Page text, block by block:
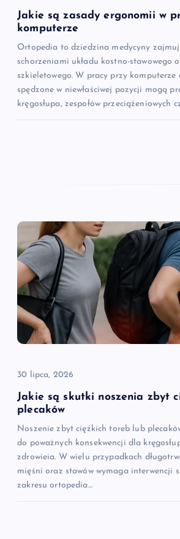
s
u
Jakie są zasady ergonomii w
komputerze
Ortopedia to dziedzina medycyny
schorzeniami układu kostno-stawowego
szkieletowego. W pracy przy komputerze
spędzone w niewłaściwej pozycji mogą
kręgosłupa, zespołów przeciążeniowych
30 lipca, 2026
Jakie są skutki noszenia zbyt
plecaków
Noszenie zbyt ciężkich toreb lub
do poważnych konsekwencji dla
zdrowieia. W wielu przypadkach
mięśni oraz stawów wymaga interwencji
zakresu ortopedia…